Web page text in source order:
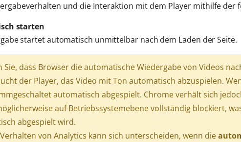
und die Interaktion mit dem Player mithilfe der
starten
startet automatisch unmittelbar nach dem Laden der Seite.
Sie, dass Browser die automatische Wiedergabe von Videos
der Player, das Video mit Ton automatisch abzuspielen.
automatisch abgespielt. Chrome verhält sich
auf Betriebssystemebene vollständig blockiert,
abgespielt wird.
von Analytics kann sich unterscheiden, wenn die